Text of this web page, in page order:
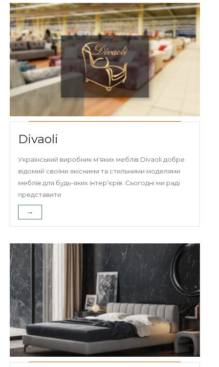
Divaoli
Український виробник м'яких меблів Divaoli добре
відомий своїми якісними та стильними моделями
меблів для будь-яких інтер'єрів. Сьогодні ми раді
представити
→